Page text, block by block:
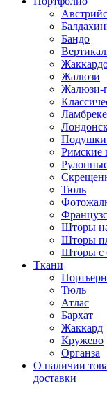
Бандо
Жалюзи
Жалюзи-
Подушки
Римские
Тюль
Шторы
Шторы
Шторы с
Ткани
Тюль
Атлас
Бархат
Жаккард
Кружево
Органза
О наличии
доставки